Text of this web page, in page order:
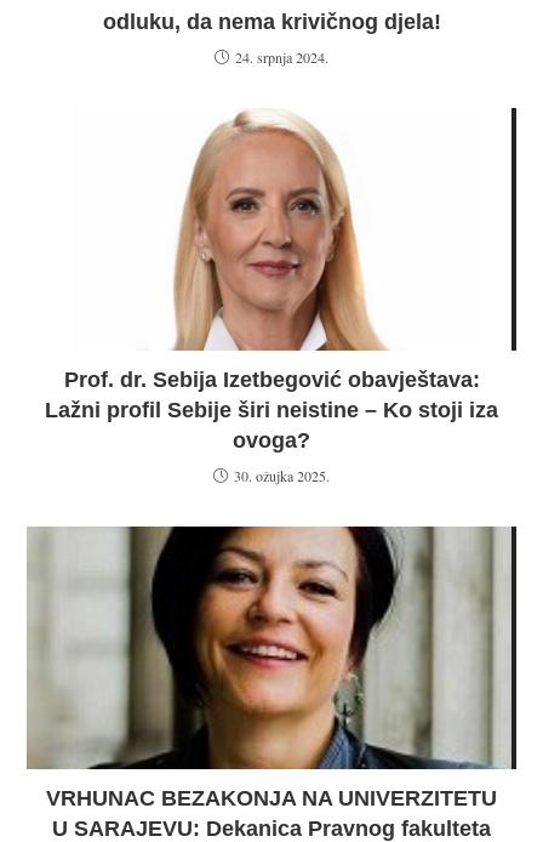
odluku, da nema krivičnog djela!
24. srpnja 2024.
Prof. dr. Sebija Izetbegović obavještava:
Lažni profil Sebije širi neistine – Ko stoji iza
ovoga?
30. ožujka 2025.
VRHUNAC BEZAKONJA NA UNIVERZITETU
U SARAJEVU: Dekanica Pravnog fakulteta